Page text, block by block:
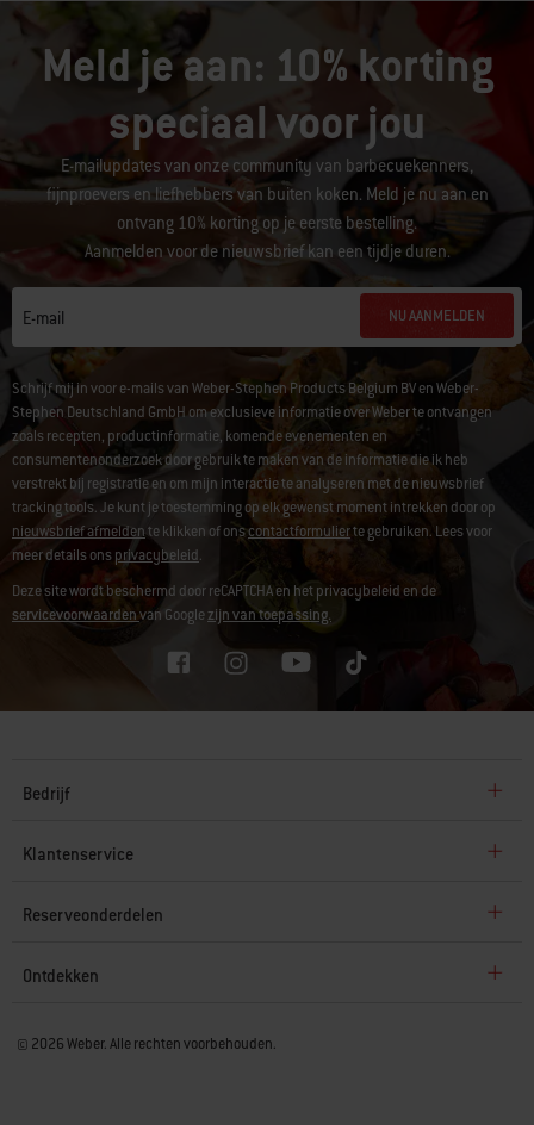
Meld je aan: 10% korting
speciaal voor jou
E-mailupdates van onze community van barbecuekenners,
fijnproevers en liefhebbers van buiten koken. Meld je nu aan en
ontvang 10% korting op je eerste bestelling.
Aanmelden voor de nieuwsbrief kan een tijdje duren.
E-mail NU AANMELDEN
Schrijf mij in voor e-mails van Weber-Stephen Products Belgium BV en Weber-
Stephen Deutschland GmbH om exclusieve informatie over Weber te ontvangen
zoals recepten, productinformatie, komende evenementen en
consumentenonderzoek door gebruik te maken van de informatie die ik heb
verstrekt bij registratie en om mijn interactie te analyseren met de nieuwsbrief
tracking tools. Je kunt je toestemming op elk gewenst moment intrekken door op
nieuwsbrief afmeldente klikken of onscontactformulierte gebruiken. Lees voor
meer details onsprivacybeleid.
Deze site wordt beschermd door reCAPTCHA en het privacybeleid en de
servicevoorwaardenvan Googlezijn van toepassing.
Bedrijf
Klantenservice
Reserveonderdelen
Ontdekken
© 2026 Weber. Alle rechten voorbehouden.